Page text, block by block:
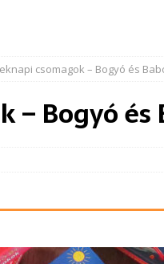
csomagok – Bogyó és
– Bogyó és